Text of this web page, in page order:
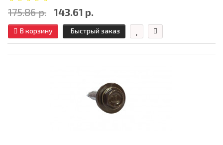
175.86 р. 143.61 р.
В корзину Быстрый заказ